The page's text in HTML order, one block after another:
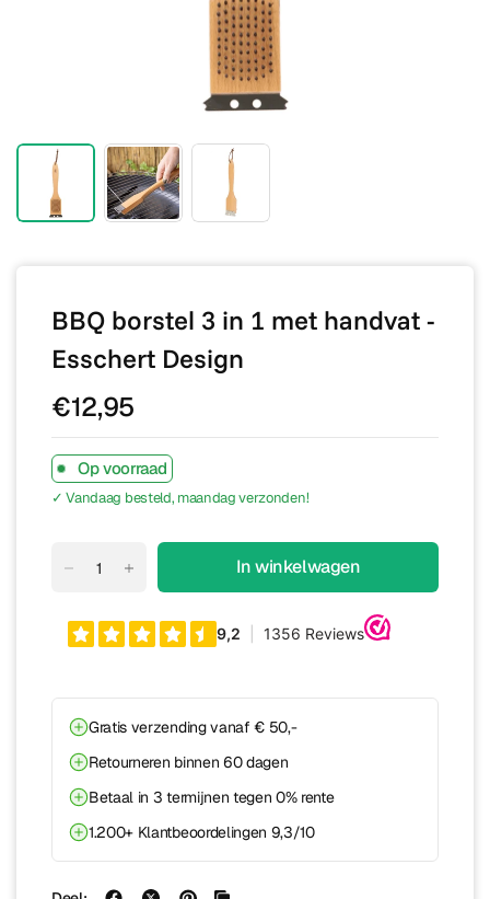
BBQ borstel 3 in 1 met handvat -
Esschert Design
€12,95
Op voorraad
✓ Vandaag besteld, maandag verzonden!
In winkelwagen
Gratis verzending vanaf € 50,-
Retourneren binnen 60 dagen
Betaal in 3 termijnen tegen 0% rente
1.200+ Klantbeoordelingen 9,3/10